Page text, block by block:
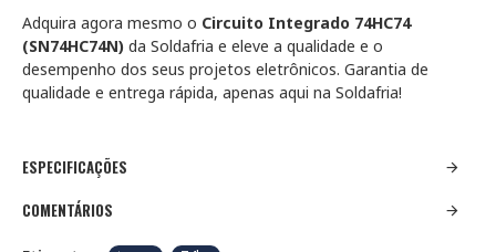
Adquira agora mesmo o Circuito Integrado 74HC74
(SN74HC74N) da Soldafria e eleve a qualidade e o
desempenho dos seus projetos eletrônicos. Garantia de
qualidade e entrega rápida, apenas aqui na Soldafria!
ESPECIFICAÇÕES
COMENTÁRIOS